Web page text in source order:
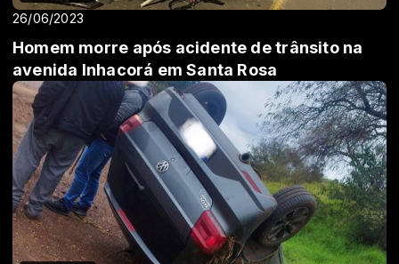
26/06/2023
Homem morre após acidente de trânsito na
avenida Inhacorá em Santa Rosa